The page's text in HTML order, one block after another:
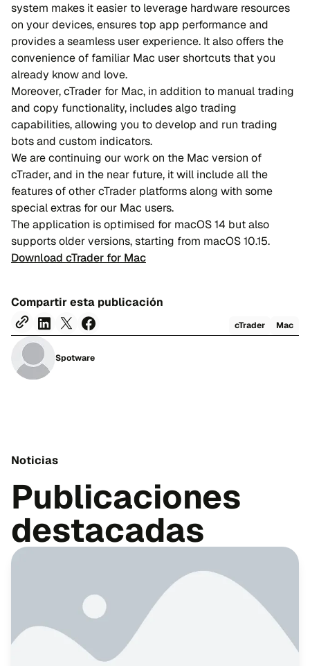
system makes it easier to leverage hardware resources
on your devices, ensures top app performance and
provides a seamless user experience. It also offers the
convenience of familiar Mac user shortcuts that you
already know and love.
Moreover, cTrader for Mac, in addition to manual trading
and copy functionality, includes algo trading
capabilities, allowing you to develop and run trading
bots and custom indicators.
We are continuing our work on the Mac version of
cTrader, and in the near future, it will include all the
features of other cTrader platforms along with some
special extras for our Mac users.
The application is optimised for macOS 14 but also
supports older versions, starting from macOS 10.15.
Download cTrader for Mac
Compartir esta publicación
cTrader Mac
Spotware
Noticias
Publicaciones
destacadas